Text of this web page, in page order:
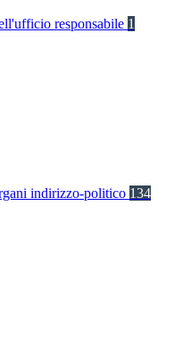
responsabile 1
indirizzo-politico 134